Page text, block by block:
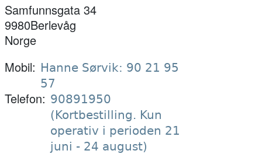
Samfunnsgata 34
9980Berlevåg
Norge
Mobil
Hanne Sørvik: 90 21 95
57
Telefon
90891950
(Kortbestilling. Kun
operativ i perioden 21
juni - 24 august)